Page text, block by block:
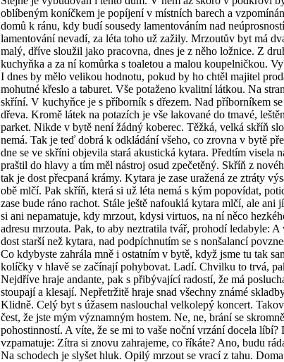
oblíbeným koníčkem je popíjení v místních barech a
domů k ránu, kdy budí sousedy lamentováním nad
lamentování nevadí, za léta toho už zažily. Mrzoutův byt má
malý, dříve sloužil jako pracovna, dnes je z něho ložnice. Z
kuchyňka a za ní komůrka s toaletou a malou koupelničkou.
I dnes by mělo velikou hodnotu, pokud by ho chtěl majitel
mohutné křeslo a taburet. Vše potaženo kvalitní látkou. Na
skříní. V kuchyňce je s příborník s dřezem. Nad příborníkem
dřeva. Kromě látek na potazích je vše lakované do tmavé,
parket. Nikde v bytě není žádný koberec. Těžká, velká skříň
nemá. Tak je teď dobrá k odkládání všeho, co zrovna v bytě
dne se ve skříni objevila stará akustická kytara. Předtím visela
praštil do hlavy a tím měl nástroj osud zpečetěný. Skříň z
tak je dost přecpaná krámy. Kytara je zase uražená ze ztráty
obě mlčí. Pak skříň, která si už léta nemá s kým popovídat,
zase bude ráno rachot. Stále ještě nafouklá kytara mlčí, ale
si ani nepamatuje, kdy mrzout, kdysi virtuos, na ní něco
adresu mrzouta. Pak, to aby neztratila tvář, prohodí ledabyle:
dost starší než kytara, nad podpíchnutím se s nonšalancí
Co kdybyste zahrála mně i ostatním v bytě, když jsme tu tak
kolíčky v hlavě se začínají pohybovat. Ladí. Chvilku to trvá,
Nejdříve hraje andante, pak s přibývající radostí, že má
stoupají a klesají. Nepřetržitě hraje snad všechny známé
Klidně. Celý byt s úžasem naslouchal velkolepý koncert.
čest, že jste mým významným hostem. Ne, ne, brání se
pohostinností. A víte, že se mi to vaše noční vrzání docela líbí?
vzpamatuje: Zítra si znovu zahrajeme, co říkáte? Ano, budu
Na schodech je slyšet hluk. Opilý mrzout se vrací z tahu.